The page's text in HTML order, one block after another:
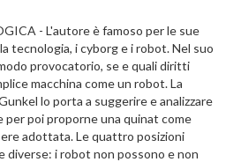
- L'autore è famoso per le sue
tecnologia, i cyborg e i robot. Nel suo
provocatorio, se e quali diritti
macchina come un robot. La
lo porta a suggerire e analizzare
poi proporne una quinat come
adottata. Le quattro posizioni
diverse: i robot non possono e non